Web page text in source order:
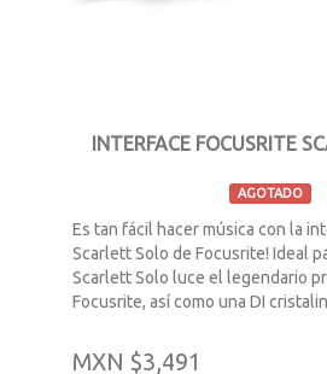
INTERFACE FOCUSRITE
AGOTADO
Es tan fácil hacer música con la
Scarlett Solo de Focusrite! Ideal
Scarlett Solo luce el legendario
Focusrite, así como una DI
MXN $3,491